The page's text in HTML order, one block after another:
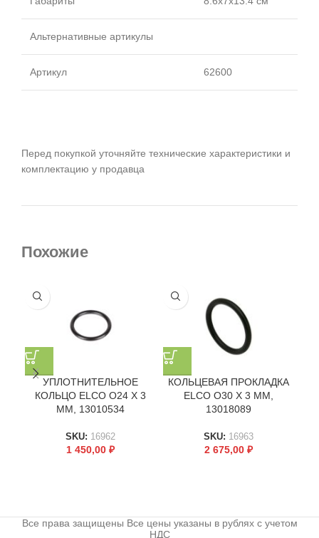
Альтернативные артикулы
Артикул 62600
Перед покупкой уточняйте технические характеристики и
комплектацию у продавца
Похожие
УПЛОТНИТЕЛЬНОЕ
КОЛЬЦО ELCO O24 X 3
ММ, 13010534
SKU: 16962
1 450,00 ₽
КОЛЬЦЕВАЯ ПРОКЛАДКА
ELCO O30 X 3 ММ,
13018089
SKU: 16963
2 675,00 ₽
Все права защищены Все цены указаны в рублях с учетом
НДС